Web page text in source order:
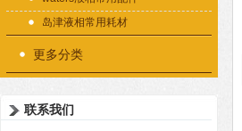
岛津液相常用耗材
更多分类
联系我们